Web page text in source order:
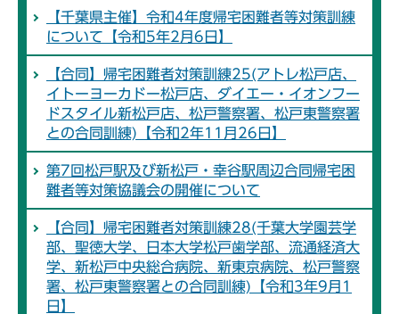
【千葉県主催】令和4年度帰宅困難者等対策訓練
について【令和5年2月6日】
【合同】帰宅困難者対策訓練25(アトレ松戸店、
イトーヨーカドー松戸店、ダイエー・イオンフー
ドスタイル新松戸店、松戸警察署、松戸東警察署
との合同訓練)【令和2年11月26日】
第7回松戸駅及び新松戸・幸谷駅周辺合同帰宅困
難者等対策協議会の開催について
【合同】帰宅困難者対策訓練28(千葉大学園芸学
部、聖徳大学、日本大学松戸歯学部、流通経済大
学、新松戸中央総合病院、新東京病院、松戸警察
署、松戸東警察署との合同訓練)【令和3年9月1
日】